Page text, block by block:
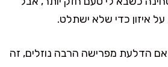
איזון כדי שלא ישתלט.
הדלעת מפרישה הרבה נוזלים, זה